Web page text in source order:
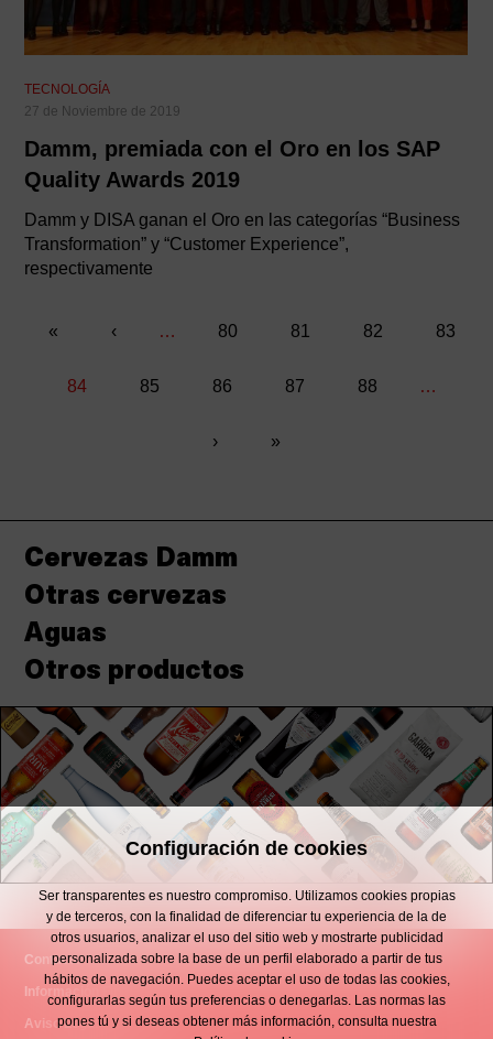
TECNOLOGÍA
27 de Noviembre de 2019
Damm, premiada con el Oro en los SAP
Quality Awards 2019
Damm y DISA ganan el Oro en las categorías “Business
Transformation” y “Customer Experience”,
respectivamente
«
«
Página
‹ … Página
80 Página
81 Página
82 Página
83
Página
84 Página
85 Página
86 Página
87 Página
88 …
Siguiente
›
Última
»
Cervezas Damm
Otras cervezas
Aguas
Otros productos
Contacto
Información Financiera
Aviso Legal
Configuración de cookies
Ser transparentes es nuestro compromiso. Utilizamos cookies propias
y de terceros, con la finalidad de diferenciar tu experiencia de la de
otros usuarios, analizar el uso del sitio web y mostrarte publicidad
personalizada sobre la base de un perfil elaborado a partir de tus
hábitos de navegación. Puedes aceptar el uso de todas las cookies,
configurarlas según tus preferencias o denegarlas. Las normas las
pones tú y si deseas obtener más información, consulta nuestra